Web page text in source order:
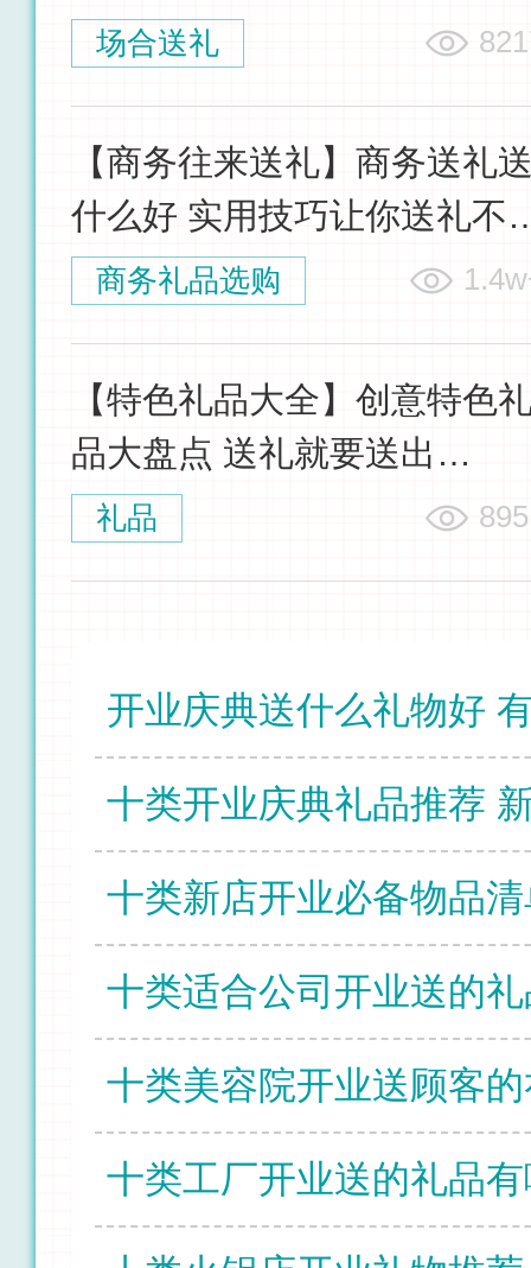
场合送礼
【商务往来送礼】商务送礼
什么好 实用技巧让你送礼不
套商务礼品选购
【特色礼品大全】创意特色
品大盘点 送礼就要送出
小"新"意
礼品